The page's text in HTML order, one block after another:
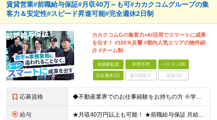
賃貸営業#前職給与保証#月収40万～も可#カカクコムグループの集
客力＆安定性#スピード昇進可能#完全週休2日制
カカクコムGの集客力×AI活用でスマートに成果
を出す！ #100％反響 #都内人気エリアの物件紹
介 #チーム制
未経験歓迎 学歴不問 ベテランOK
完全週休2日 賞与複数月 面接1回
応募資格 ◆不動産業界でのお仕事経験をお持ちの方 ※学歴不問 第二新卒の方や業界歴が長い方も大歓迎！ 組織を一から創り上げる環境で、一緒に成長していきませんか？
給与 ★月収40万円以上も可能！ ★前職給与保証 月給32.7万円～＋残業代全額＋インセンティブ＋各種手当 ※経験・スキルを考慮し決定します。 ※試用期間6ヶ月間の給与や待遇に差異はございません。 ※残